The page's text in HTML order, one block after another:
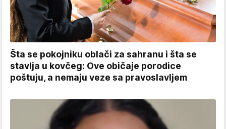
Šta se pokojniku oblači za sahranu i šta se
stavlja u kovčeg: Ove običaje porodice
poštuju, a nemaju veze sa pravoslavljem